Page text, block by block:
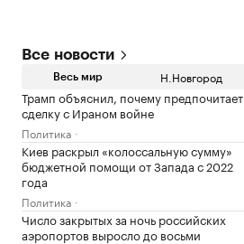
Все новости
Весь мир Н.Новгород
Трамп объяснил, почему предпочитает
сделку с Ираном войне
Политика
Киев раскрыл «колоссальную сумму»
бюджетной помощи от Запада с 2022
года
Политика
Число закрытых за ночь российских
аэропортов выросло до восьми